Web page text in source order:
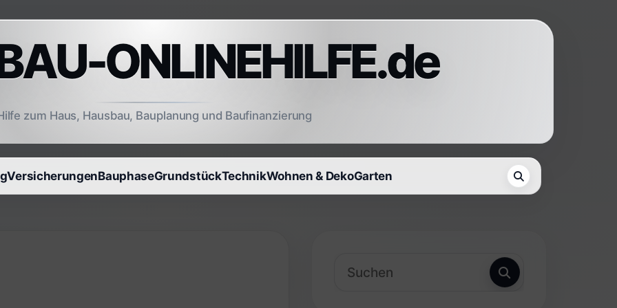
ONLINEHILFE.de
zum Haus, Hausbau, Bauplanung und Baufinanzierung
VersicherungenBauphaseGrundstückTechnikWohnen & DekoGarten